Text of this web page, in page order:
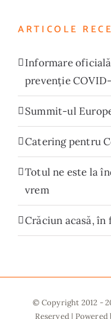
ARTICOLE
Informare
prevenție
Summit-ul
Catering pentru
Totul ne este la
vrem
Crăciun acasă, în
© Copyright 2012 -
Reserved | Powered